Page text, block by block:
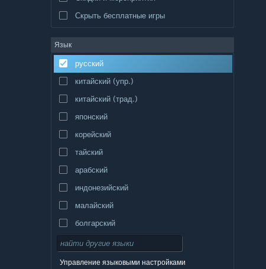
Скрыть бесплатные игры
Язык
русский
китайский (упр.)
китайский (трад.)
японский
корейский
тайский
арабский
индонезийский
малайский
болгарский
чешский
Управление языковыми настройками